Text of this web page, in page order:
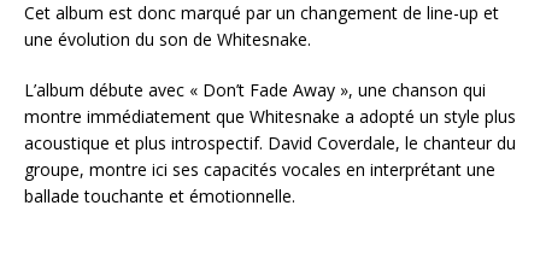
Cet album est donc marqué par un changement de line-up et
une évolution du son de Whitesnake.
L’album débute avec « Don’t Fade Away », une chanson qui
montre immédiatement que Whitesnake a adopté un style plus
acoustique et plus introspectif. David Coverdale, le chanteur du
groupe, montre ici ses capacités vocales en interprétant une
ballade touchante et émotionnelle.